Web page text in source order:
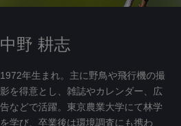
中野 耕志
1972年生まれ。主に野鳥や飛行機の撮
影を得意とし、雑誌やカレンダー、広
告などで活躍。東京農業大学にて林学
を学び、卒業後は環境調査にも携わ